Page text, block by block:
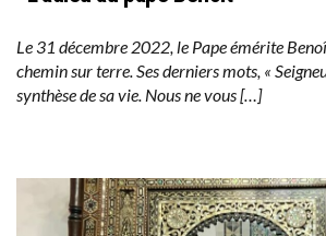
Le 31 décembre 2022, le Pape émérite
chemin sur terre. Ses derniers mots, «
synthèse de sa vie. Nous ne vous […]